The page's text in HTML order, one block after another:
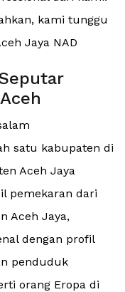
kami tunggu
Jaya NAD
satu kabupaten di
Aceh Jaya
pemekaran dari
Aceh Jaya,
dengan profil
penduduk
orang Eropa di